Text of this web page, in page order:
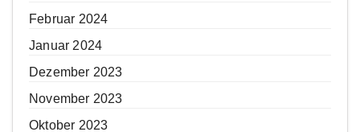
Februar 2024
Januar 2024
Dezember 2023
November 2023
Oktober 2023